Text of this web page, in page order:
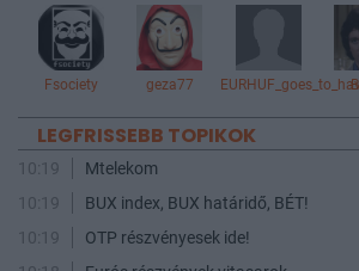
Fsociety geza77
LEGFRISSEBB TOPIKOK
10:19
Mtelekom
10:19
BUX index, BUX határidő, BÉT!
10:19
OTP részvényesek ide!